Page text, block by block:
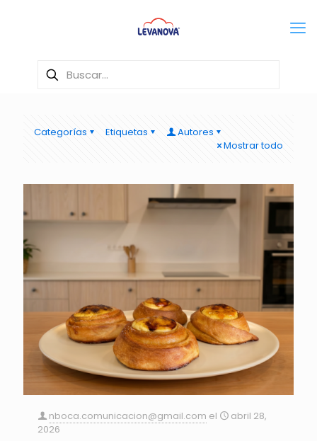
Categorías Etiquetas
Autores
Mostrar todo
nboca.comunicacion@gmail.com el
abril 28,
2026